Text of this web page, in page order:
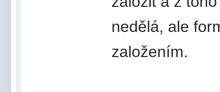
nedělá, ale
založením.